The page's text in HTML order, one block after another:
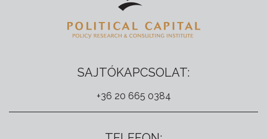
SAJTÓKAPCSOLAT:
+36 20 665 0384